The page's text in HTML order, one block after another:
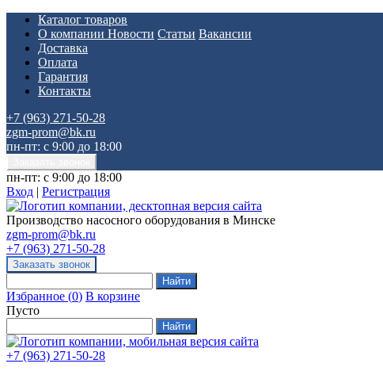
Каталог товаров
О компании Новости Статьи Вакансии
Доставка
Оплата
Гарантия
Контакты
+7 (963) 271-50-28
zgm-prom@bk.ru
пн-пт: с 9:00 до 18:00
пн-пт: с 9:00 до 18:00
Вход | Регистрация
Производство насосного оборудования в Минске
zgm-prom@bk.ru
+7 (963) 271-50-28
Избранное (0) В корзине
Пусто
+7 (963) 271-50-28